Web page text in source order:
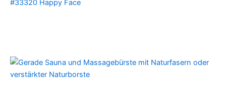
#33320 Happy Face